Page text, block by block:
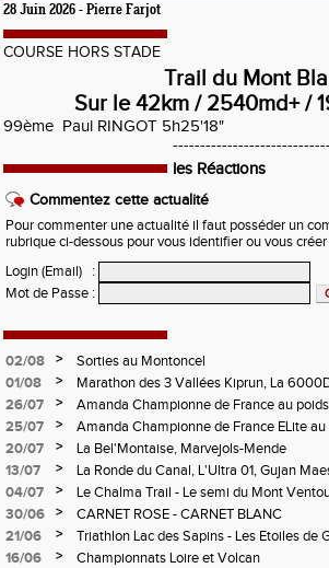
28 Juin 2026 - Pierre Farjot
COURSE HORS STADE
Trail du Mont
Sur le 42km / 2540md+ /
99ème Paul RINGOT 5h25'18"
les Réactions
Commentez cette actualité
Pour commenter une actualité il faut posséder un
rubrique ci-dessous pour vous identifier ou vous
Login (Email)
:
Mot de Passe :
02/08 >
Sorties au Montoncel
01/08
>
Marathon des 3 Vallées Kiprun, La
Verticale d'Orcières, St Augustin
26/07 >
Amanda Championne de France au poids
25/07
>
Amanda Championne de France ELite
20/07
>
La Bel'Montaise, Marvejols-Mende
13/07
>
La Ronde du Canal, L'Ultra 01, Gujan
04/07
>
Le Chalma Trail - Le semi du Mont
Cublize - Les Passerelles de Monteynard
Pralognon La Vanoise
30/06 >
CARNET ROSE - CARNET BLANC
21/06
>
Triathlon Lac des Sapins - Les Etoiles de
16/06
>
Championnats Loire et Volcan